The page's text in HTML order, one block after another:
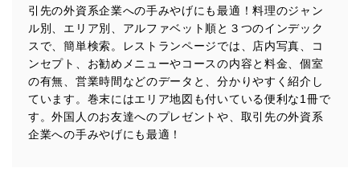
個人情報の安全管理措置
当社は、個人情報の正確性及び安全性を確保するため
に、下記セキュリティ対策をはじめとする安全対策を実
施し、個人情報の漏えい、滅失またはき損の防止及び是
正に努めます。
アクセス制御
個人データを取り扱うことのできる機器及び当該
機器を取り扱う従業者を明確化し、 個人データへ
引先の外資系企業への手みやげにも最適！料理のジャン
ル別、エリア別、アルファベット順と３つのインデック
スで、簡単検索。レストランページでは、店内写真、コ
ンセプト、お勧めメニューやコースの内容と料金、個室
の有無、営業時間などのデータと、分かりやすく紹介し
ています。巻末にはエリア地図も付いている便利な1冊で
す。外国人のお友達へのプレゼントや、取引先の外資系
企業への手みやげにも最適！